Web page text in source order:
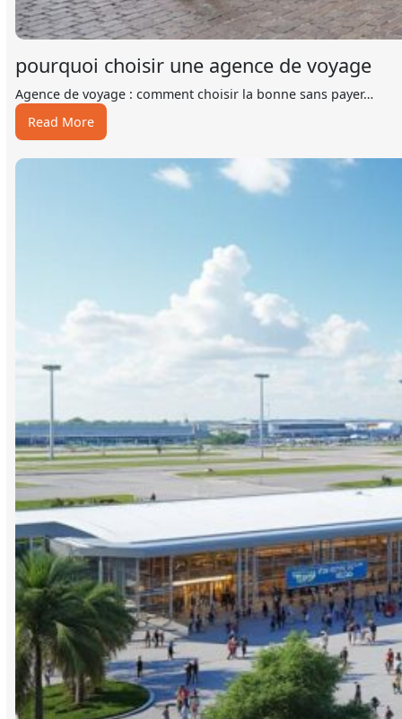
pourquoi choisir une agence de voyage
Agence de voyage : comment choisir la bonne sans payer…
Read More:
pourquoi
choisir